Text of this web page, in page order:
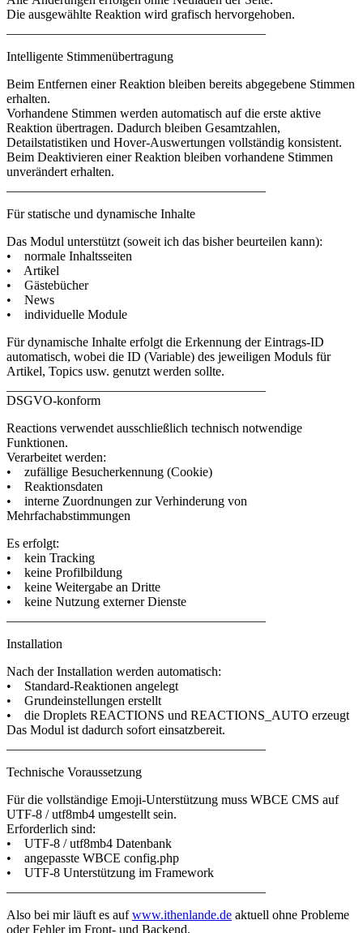
Die ausgewählte Reaktion wird grafisch hervorgehoben.
Intelligente Stimmenübertragung
Beim Entfernen einer Reaktion bleiben bereits abgegebene Stimmen
erhalten.
Vorhandene Stimmen werden automatisch auf die erste aktive
Reaktion übertragen. Dadurch bleiben Gesamtzahlen,
Detailstatistiken und Hover-Auswertungen vollständig konsistent.
Beim Deaktivieren einer Reaktion bleiben vorhandene Stimmen
unverändert erhalten.
Für statische und dynamische Inhalte
Das Modul unterstützt (soweit ich das bisher beurteilen kann):
• normale Inhaltsseiten
• Artikel
• Gästebücher
• News
• individuelle Module
Für dynamische Inhalte erfolgt die Erkennung der Eintrags-ID
automatisch, wobei die ID (Variable) des jeweiligen Moduls für
Artikel, Topics usw. genutzt werden sollte.
DSGVO-konform
Reactions verwendet ausschließlich technisch notwendige
Funktionen.
Verarbeitet werden:
• zufällige Besucherkennung (Cookie)
• Reaktionsdaten
• interne Zuordnungen zur Verhinderung von
Mehrfachabstimmungen
Es erfolgt:
• kein Tracking
• keine Profilbildung
• keine Weitergabe an Dritte
• keine Nutzung externer Dienste
Installation
Nach der Installation werden automatisch:
• Standard-Reaktionen angelegt
• Grundeinstellungen erstellt
• die Droplets REACTIONS und REACTIONS_AUTO erzeugt
Das Modul ist dadurch sofort einsatzbereit.
Technische Voraussetzung
Für die vollständige Emoji-Unterstützung muss WBCE CMS auf
UTF-8 / utf8mb4 umgestellt sein.
Erforderlich sind:
• UTF-8 / utf8mb4 Datenbank
• angepasste WBCE config.php
• UTF-8 Unterstützung im Framework
Also bei mir läuft es aufwww.ithenlande.de aktuell ohne Probleme
oder Fehler im Front- und Backend.